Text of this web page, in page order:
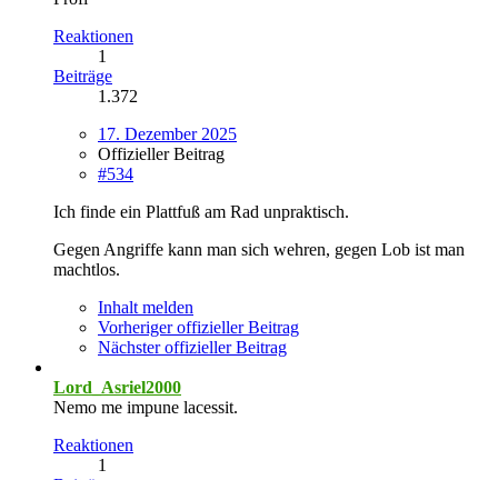
Reaktionen
1
Beiträge
1.372
17. Dezember 2025
Offizieller Beitrag
#534
Ich finde ein Plattfuß am Rad unpraktisch.
Gegen Angriffe kann man sich wehren, gegen Lob ist man
machtlos.
Inhalt melden
Vorheriger offizieller Beitrag
Nächster offizieller Beitrag
Lord_Asriel2000
Nemo me impune lacessit.
Reaktionen
1